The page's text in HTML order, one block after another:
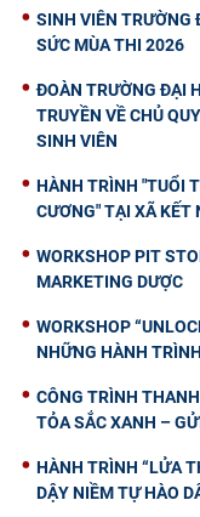
SINH VIÊN TRƯỜNG
SỨC MÙA THI 2026
ĐOÀN TRƯỜNG ĐẠI
TRUYỀN VỀ CHỦ
SINH VIÊN
HÀNH TRÌNH "TUỔI
CƯƠNG" TẠI XÃ KẾT
WORKSHOP PIT
MARKETING DƯỢC
WORKSHOP
NHỮNG HÀNH
CÔNG TRÌNH
TỎA SẮC XANH –
HÀNH TRÌNH “LỬA
DẬY NIỀM TỰ HÀO